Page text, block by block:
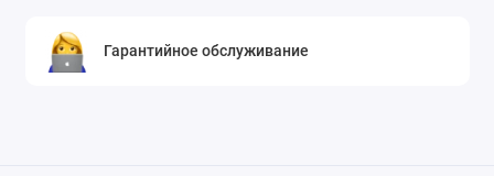
Гарантийное обслуживание